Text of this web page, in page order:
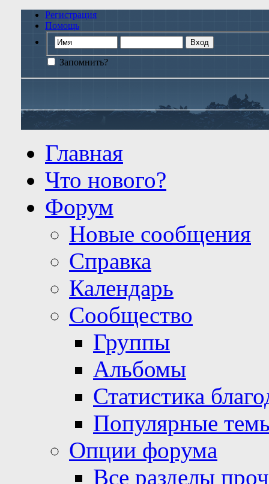
Регистрация
Помощь
Запомнить?
Главная
Что нового?
Форум
Новые сообщения
Справка
Календарь
Сообщество
Группы
Альбомы
Статистика
Популярные
Опции форума
Все разделы